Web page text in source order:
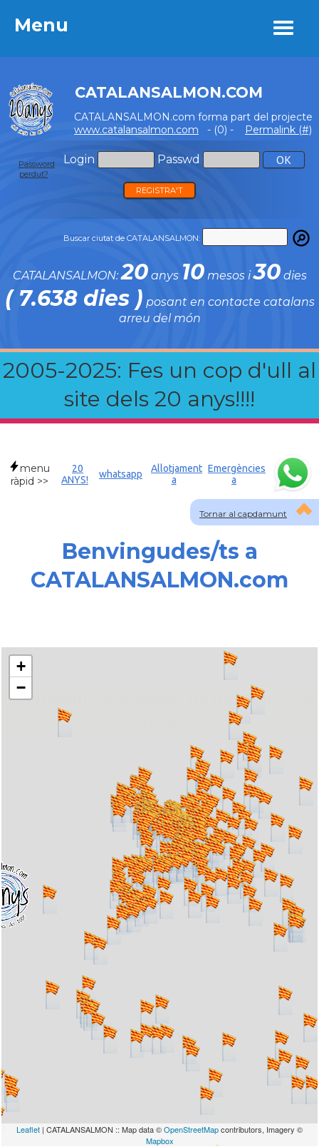
Menu
CATALANSALMON.COM
CATALANSALMON.com forma part del projecte
www.catalansalmon.com - (0) - Permalink (#)
Login Passwd
Password
perdut?
REGISTRA'T
Buscar ciutat de CATALANSALMON:
CATALANSALMON:20anys 10mesos i30dies
( 7.638 dies ) posant en contacte catalans
arreu del món
2005-2025: Fes un cop d'ull al
site dels 20 anys!!!!
Menu
Tornar al capdamunt
menu
ràpid >>
20
ANYS!
whatsapp
Allotjament
a
Emergències
a
Benvingudes/ts a
CATALANSALMON.com
... carregant 484 webs... un moment si us
+
−
Leaflet | CATALANSALMON :: Map data ©OpenStreetMapcontributors, Imagery ©
Mapbox